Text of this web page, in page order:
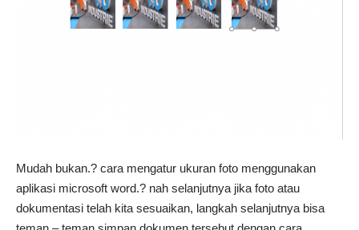
Mudah bukan.? cara mengatur ukuran foto menggunakan
aplikasi microsoft word.? nah selanjutnya jika foto atau
dokumentasi telah kita sesuaikan, langkah selanjutnya bisa